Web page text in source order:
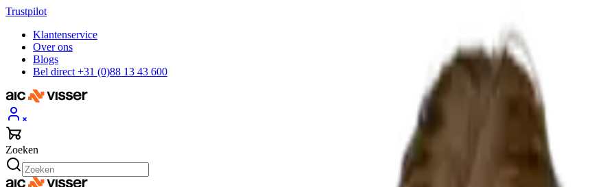
Trustpilot
Klantenservice
Over ons
Blogs
Bel direct +31 (0)88 13 43 600
Zoeken